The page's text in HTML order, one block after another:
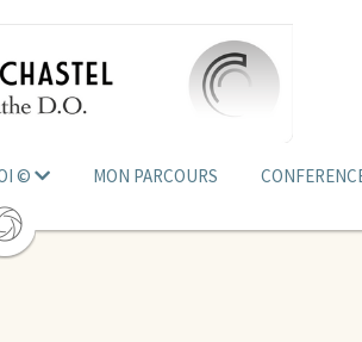
© MON PARCOURS